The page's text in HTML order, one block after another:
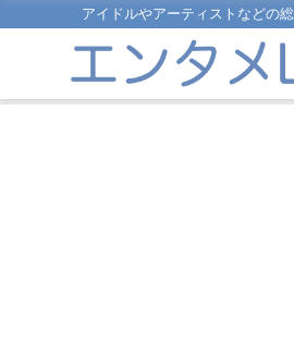
アイドルやアーティストなどの